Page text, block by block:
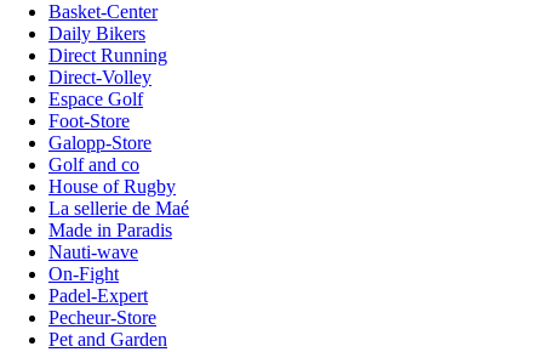
Basket-Center
Daily Bikers
Direct Running
Direct-Volley
Espace Golf
Foot-Store
Galopp-Store
Golf and co
House of Rugby
La sellerie de Maé
Made in Paradis
Nauti-wave
On-Fight
Padel-Expert
Pecheur-Store
Pet and Garden